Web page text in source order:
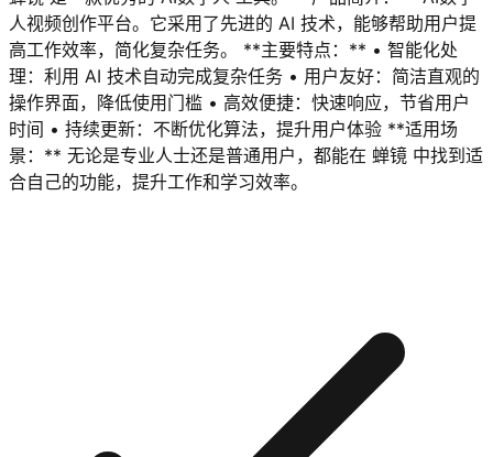
人视频创作平台。它采用了先进的 AI 技术，能够帮助用户提
高工作效率，简化复杂任务。 **主要特点：** • 智能化处
理：利用 AI 技术自动完成复杂任务 • 用户友好：简洁直观的
操作界面，降低使用门槛 • 高效便捷：快速响应，节省用户
时间 • 持续更新：不断优化算法，提升用户体验 **适用场
景：** 无论是专业人士还是普通用户，都能在 蝉镜 中找到适
合自己的功能，提升工作和学习效率。